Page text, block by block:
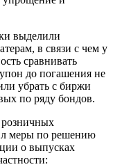
выделили
в связи с чем у
сравнивать
до погашения не
убрать с биржи
по ряду бондов.
розничных
меры по решению
о выпусках